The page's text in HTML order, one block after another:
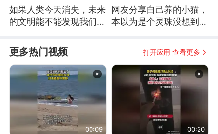
如果人类今天消失，未来
的文明能不能发现我们存
网友分享自己养的小猫，
本以为是个灵珠没想到是
更多热门视频 打开应用 查看更多
00:09 00:20